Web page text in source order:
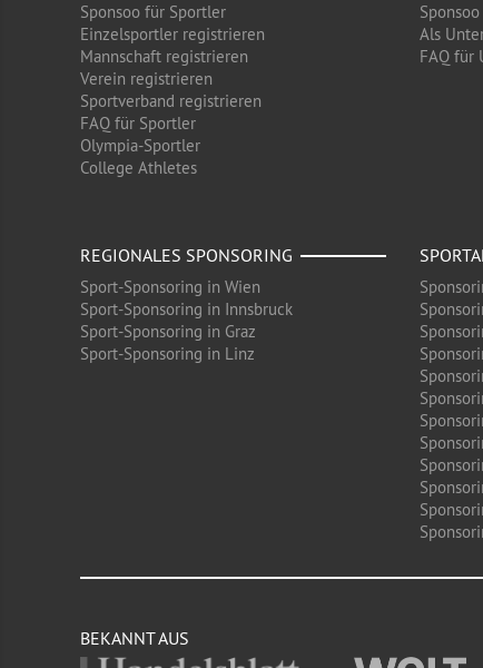
Sponsoo für Sportler
Einzelsportler registrieren
Mannschaft registrieren
Verein registrieren
Sportverband registrieren
FAQ für Sportler
Olympia-Sportler
College Athletes
Als
FAQ für
REGIONALES SPONSORING
Sport-Sponsoring in Wien
Sport-Sponsoring in Innsbruck
Sport-Sponsoring in Graz
Sport-Sponsoring in Linz
BEKANNT AUS